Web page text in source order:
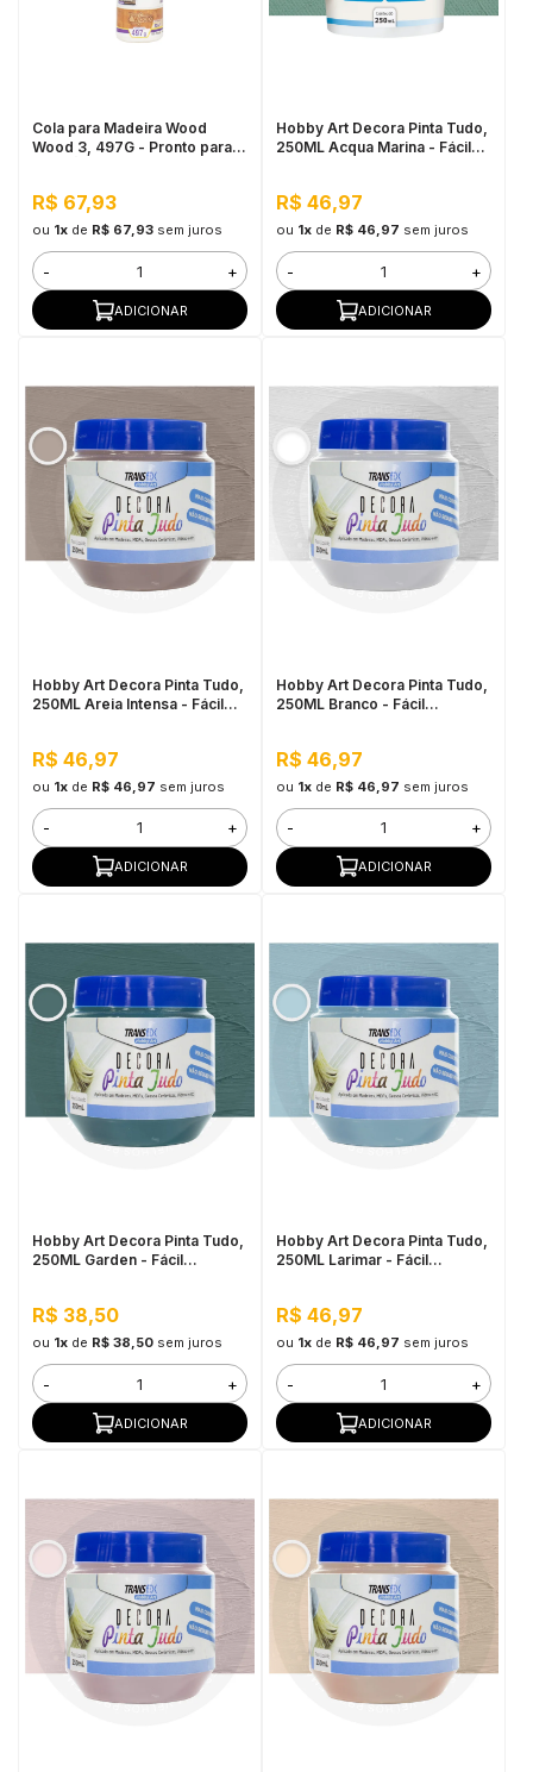
Cola para Madeira Wood
Wood 3, 497G - Pronto para
R$ 67,93
ou 1xde R$ 67,93 sem juros
- +
ADICIONAR
Hobby Art Decora Pinta Tudo,
250ML Acqua Marina - Fácil
R$ 46,97
ou 1xde R$ 46,97 sem juros
- +
ADICIONAR
Hobby Art Decora Pinta Tudo,
250ML Areia Intensa - Fácil
R$ 46,97
ou 1xde R$ 46,97 sem juros
- +
ADICIONAR
Hobby Art Decora Pinta Tudo,
250ML Branco - Fácil
R$ 46,97
ou 1xde R$ 46,97 sem juros
- +
ADICIONAR
Hobby Art Decora Pinta Tudo,
250ML Garden - Fácil
R$ 38,50
ou 1xde R$ 38,50 sem juros
- +
ADICIONAR
Hobby Art Decora Pinta Tudo,
250ML Larimar - Fácil
R$ 46,97
ou 1xde R$ 46,97 sem juros
- +
ADICIONAR